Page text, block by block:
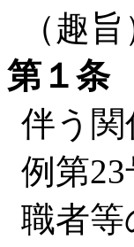
（趣旨
第１条
伴う
例第
職者